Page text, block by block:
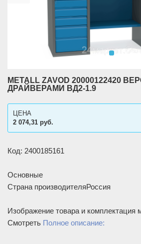
METALL ZAVOD 20000122420
ДРАЙВЕРАМИ ВД2-1.9
2 074,31 руб.
ЦЕНА
Код: 2400185161
Основные
Страна производителяРоссия
Изображение товара и комплектация
Смотреть Полное описание: